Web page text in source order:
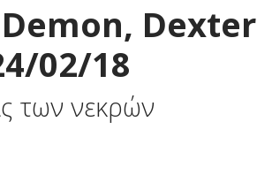
Dexter
02/18
των νεκρών